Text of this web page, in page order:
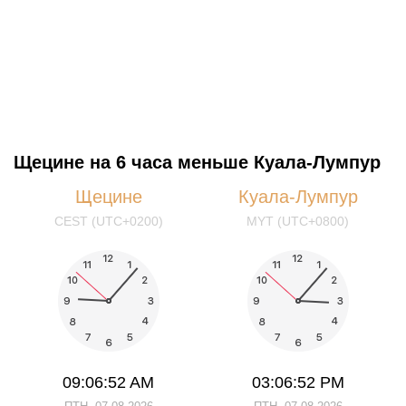
Щецине на 6 часа меньше Куала-Лумпур
Щецине
CEST (UTC+0200)
09:06:52 AM
Куала-Лумпур
MYT (UTC+0800)
03:06:52 PM